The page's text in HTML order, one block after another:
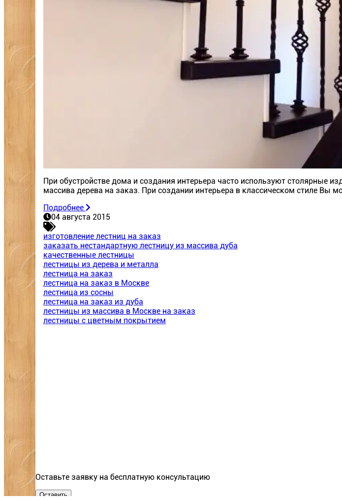
При обустройстве дома и создания интерьера часто используют столярные
массива дерева на заказ. При создании интерьера в классическом стиле Вы
Подробнее
04 августа 2015
изготовление лестниц на заказ
заказать нестандартную лестницу из массива дуба
качественные лестницы
лестницы из дерева и металла
лестница на заказ
лестница на заказ в Москве
лестница из сосны
лестница на заказ из дуба
лестницы из массива в Москве на заказ
лестницы с цветным покрытием
Оставьте заявку на бесплатную консультацию
Оставить